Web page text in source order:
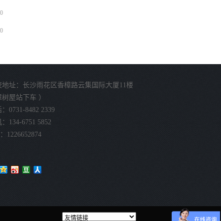
地址：长沙雨花区香樟路云集国际大厦11楼
屋站下车 ）
0731-8482 2339
134-6751 5852
1226652874